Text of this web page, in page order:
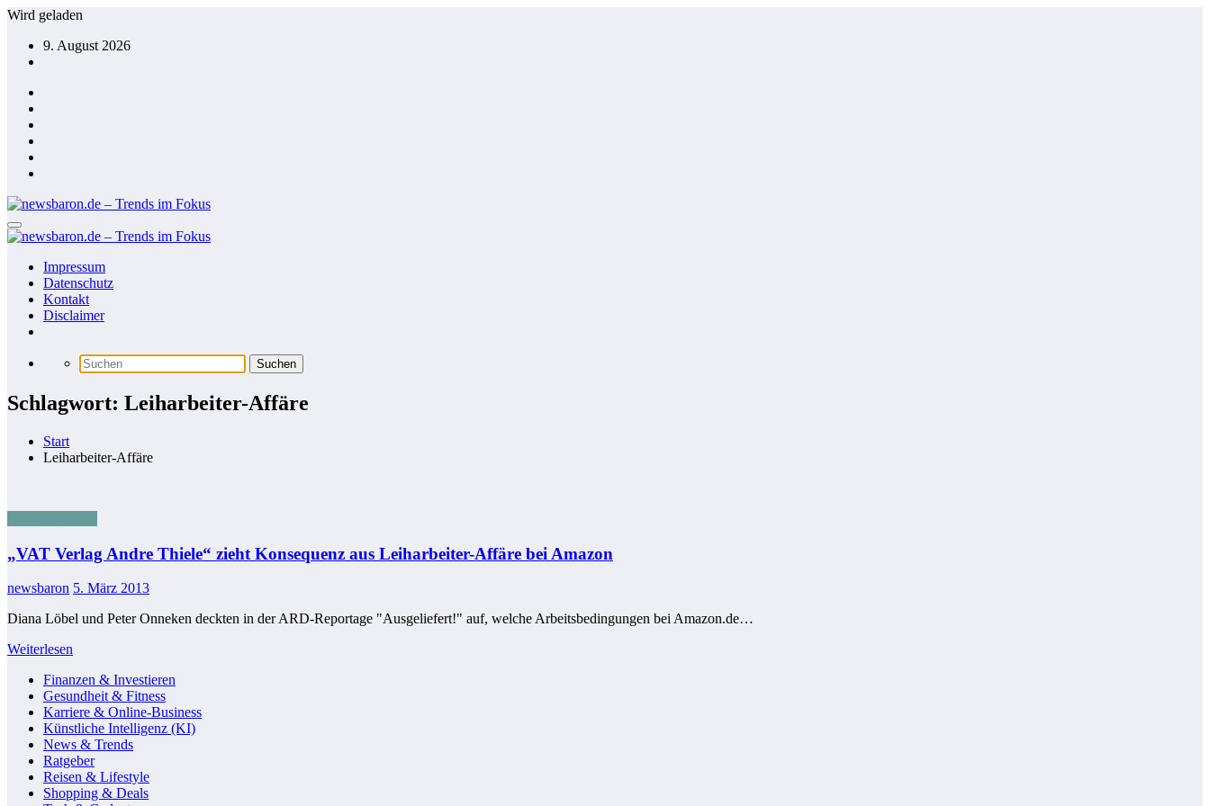
Zum
springen
Wird geladen
9. August 2026
Impressum
Datenschutz
Kontakt
Disclaimer
Schlagwort: Leiharbeiter-Affäre
Start
Leiharbeiter-Affäre
„VAT Verlag Andre Thiele“ zieht Konsequenz aus Leiharbeiter-Affäre bei Amazon
newsbaron 5. März 2013
Diana Löbel und Peter Onneken deckten in der ARD-Reportage "Ausgeliefert!" auf, welche Arbeitsbedingungen bei Amazon.de…
Weiterlesen
Finanzen & Investieren
Gesundheit & Fitness
Karriere & Online-Business
Künstliche Intelligenz (KI)
News & Trends
Ratgeber
Reisen & Lifestyle
Shopping & Deals